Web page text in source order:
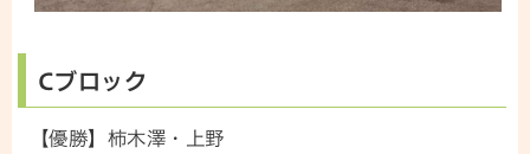
Cブロック
【優勝】柿木澤・上野